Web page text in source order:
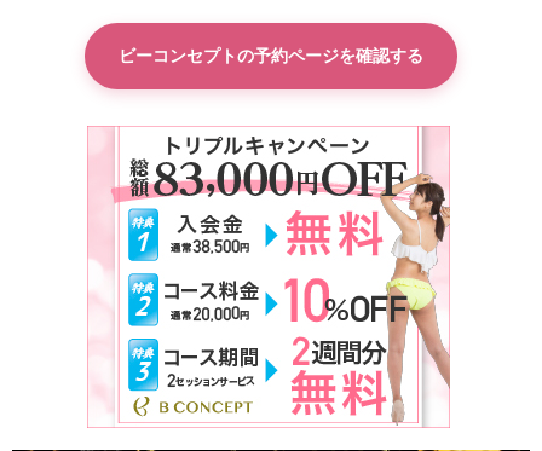
ビーコンセプトの予約ページを確認する